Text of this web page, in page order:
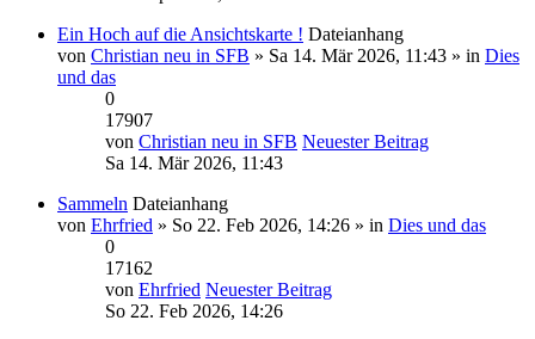
Ein Hoch auf die Ansichtskarte ! Dateianhang
von Christian neu in SFB » Sa 14. Mär 2026, 11:43 » in Dies
und das
0
17907
von Christian neu in SFB Neuester Beitrag
Sa 14. Mär 2026, 11:43
Sammeln Dateianhang
von Ehrfried » So 22. Feb 2026, 14:26 » in Dies und das
0
17162
von Ehrfried Neuester Beitrag
So 22. Feb 2026, 14:26